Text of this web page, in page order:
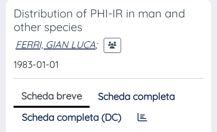
Distribution of PHI-IR in man and
other species
FERRI, GIAN LUCA;
1983-01-01
Scheda breve
Scheda completa
Scheda completa (DC)